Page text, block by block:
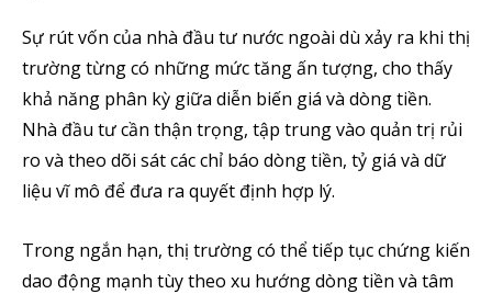
Sự rút vốn của nhà đầu tư nước ngoài dù xảy ra khi thị
trường từng có những mức tăng ấn tượng, cho thấy
khả năng phân kỳ giữa diễn biến giá và dòng tiền.
Nhà đầu tư cần thận trọng, tập trung vào quản trị rủi
ro và theo dõi sát các chỉ báo dòng tiền, tỷ giá và dữ
liệu vĩ mô để đưa ra quyết định hợp lý.
Trong ngắn hạn, thị trường có thể tiếp tục chứng kiến
dao động mạnh tùy theo xu hướng dòng tiền và tâm